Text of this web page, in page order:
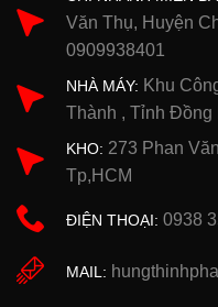
Văn Thụ, Huyện
0909938401
NHÀ MÁY: Khu
Thành , Tỉnh Đồng
KHO: 273 Phan
Tp,HCM
ĐIỆN THOẠI: 0938
MAIL: